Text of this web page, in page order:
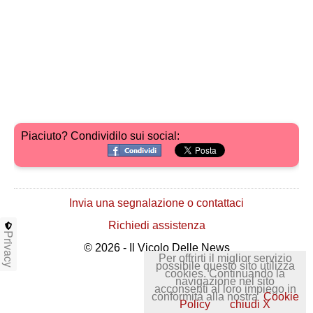
Piaciuto? Condividilo sui social:
Invia una segnalazione o contattaci
Richiedi assistenza
© 2026 - Il Vicolo Delle News
Per offrirti il miglior servizio
possibile questo sito utilizza
cookies. Continuando la
navigazione nel sito
acconsenti al loro impiego in
conformità alla nostra Cookie
Policy chiudi X
Privacy